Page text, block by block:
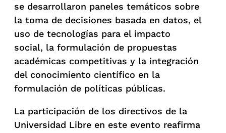
se desarrollaron paneles temáticos sobre
la toma de decisiones basada en datos, el
uso de tecnologías para el impacto
social, la formulación de propuestas
académicas competitivas y la integración
del conocimiento científico en la
formulación de políticas públicas.
La participación de los directivos de la
Universidad Libre en este evento reafirma